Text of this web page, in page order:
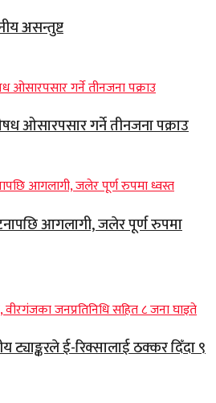
असन्तुष्ट
ओसारपसार गर्ने तीनजना पक्राउ
आगलागी, जलेर पूर्ण रुपमा
ट्याङ्करले ई-रिक्सालाई ठक्कर दिँदा ९